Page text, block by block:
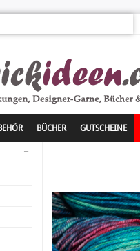
BÜCHER GUTSCHEINE